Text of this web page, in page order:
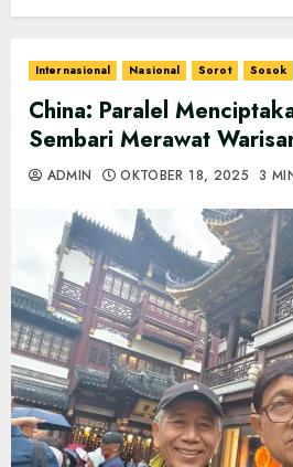
Internasional Nasional Sorot Sosok
China: Paralel
Sembari Merawat
ADMIN OKTOBER 18, 2025 3